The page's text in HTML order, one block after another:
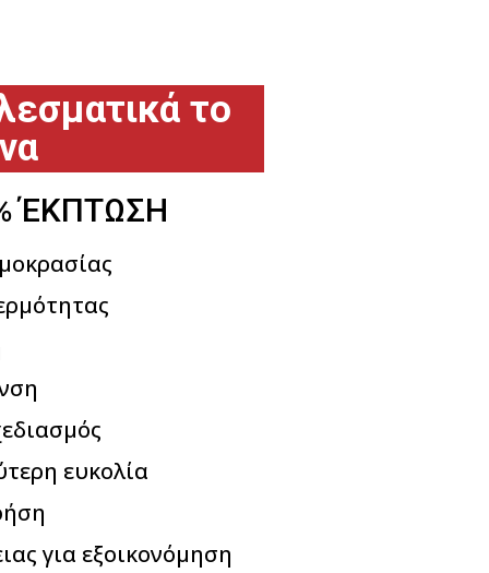
το
ΈΚΠΤΩΣΗ
ευκολία
για εξοικονόμηση